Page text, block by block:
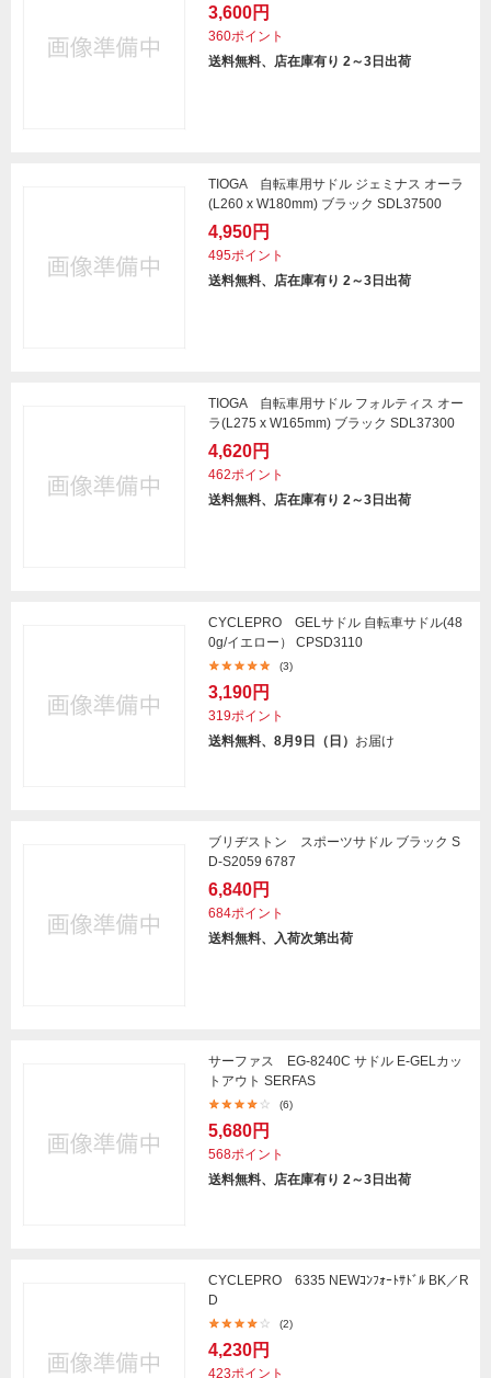
3,600円
360ポイント
送料無料、店在庫有り 2～3日出荷
TIOGA 自転車用サドル ジェミナス オーラ
(L260 x W180mm) ブラック SDL37500
4,950円
495ポイント
送料無料、店在庫有り 2～3日出荷
TIOGA 自転車用サドル フォルティス オー
ラ(L275 x W165mm) ブラック SDL37300
4,620円
462ポイント
送料無料、店在庫有り 2～3日出荷
CYCLEPRO GELサドル 自転車サドル(48
0g/イエロー） CPSD3110
(3)
3,190円
319ポイント
送料無料、8月9日（日） お届け
ブリヂストン スポーツサドル ブラック S
D-S2059 6787
6,840円
684ポイント
送料無料、入荷次第出荷
サーファス EG-8240C サドル E-GELカッ
トアウト SERFAS
(6)
5,680円
568ポイント
送料無料、店在庫有り 2～3日出荷
CYCLEPRO 6335 NEWｺﾝﾌｫｰﾄｻﾄﾞﾙ BK／R
D
(2)
4,230円
423ポイント